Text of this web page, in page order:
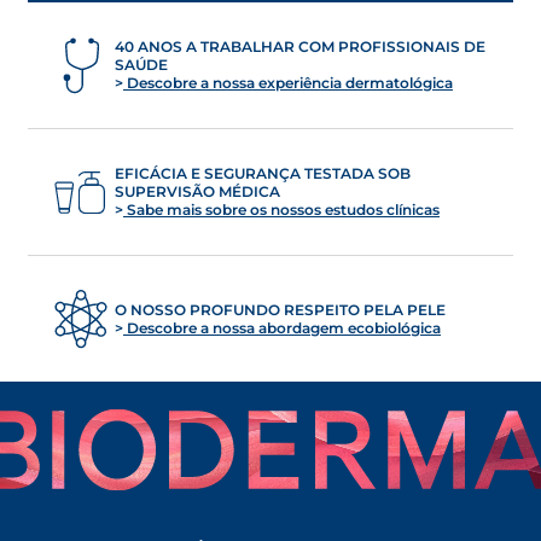
40 ANOS A TRABALHAR COM PROFISSIONAIS DE
SAÚDE
Descobre a nossa experiência dermatológica
EFICÁCIA E SEGURANÇA TESTADA SOB
SUPERVISÃO MÉDICA
Sabe mais sobre os nossos estudos clínicas
O NOSSO PROFUNDO RESPEITO PELA PELE
Descobre a nossa abordagem ecobiológica